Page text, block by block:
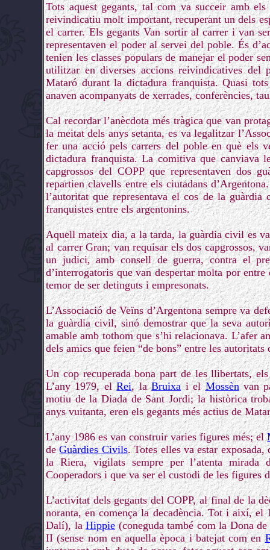
Tots aquest gegants, tal com va succeir amb
reivindicatiu molt important, recuperant un dels
el carrer. Els gegants Van sortir al carrer i van
representaven el poder al servei del poble. És
tenien les classes populars de manejar el poder
utilitzar en diverses accions reivindicatives
Mataró durant la dictadura franquista. Quasi
anaven acompanyats de xerrades, conferències,
Cal recordar l’anècdota més tràgica que van
la meitat dels anys setanta, es va legalitzar
fer una acció pels carrers del poble en què els
dictadura franquista. La comitiva que canviava
capgrossos del COPP que representaven dos
repartien clavells entre els ciutadans
l’autoritat que representava el cos de la
franquistes entre els argentonins.
Aquell mateix dia, a la tarda, la guàrdia civil es
al carrer Gran; van requisar els dos capgrossos,
un judici, amb consell de guerra, contra el
d’interrogatoris que van despertar molta por
temor de ser detinguts i empresonats.
L’Associació de Veïns d’Argentona sempre va
la guàrdia civil, sinó demostrar que la seva
amable amb tothom que s’hi relacionava. L’afer
dels amics que feien “de bons” entre les autoritats
Un cop recuperada bona part de les llibertats,
L’any 1979, elRei, laBruixai elMossènvan
motiu de la Diada de Sant Jordi; la històrica
anys vuitanta, eren els gegants més actius de
L’any 1986 es van construir varies figures més; el
deGuàrdies Civils. Totes elles va estar
la Riera, vigilats sempre per l’atenta
Cooperadors i que va ser el custodi de les figures
L’activitat dels gegants del COPP, al final de la
noranta, en comença la decadència. Tot i així,
Dalí), laHippie(coneguda també com la Dona
II (sense nom en aquella època i batejat com en